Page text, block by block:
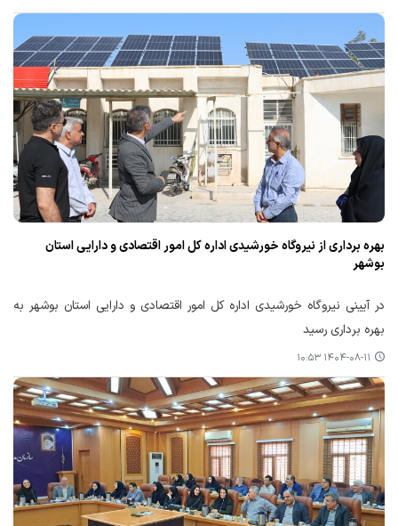
بهره برداری از نیروگاه خورشیدی اداره کل امور اقتصادی و دارایی استان
بوشهر
در آیینی نیروگاه خورشیدی اداره کل امور اقتصادی و دارایی استان بوشهر به
بهره برداری رسید
۱۴۰۴-۰۸-۱۱ ۱۰:۵۳